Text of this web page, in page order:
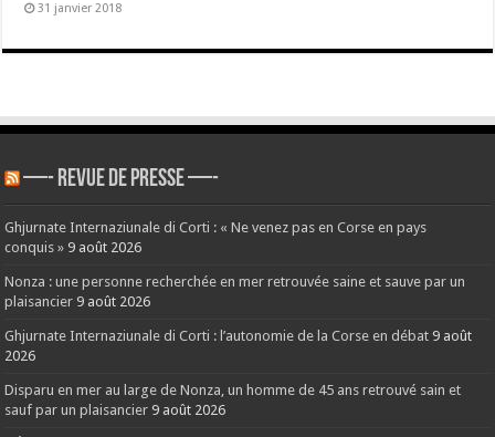
31 janvier 2018
—- REVUE DE PRESSE —-
Ghjurnate Internaziunale di Corti : « Ne venez pas en Corse en pays
conquis » 9 août 2026
Nonza : une personne recherchée en mer retrouvée saine et sauve par un
plaisancier 9 août 2026
Ghjurnate Internaziunale di Corti : l’autonomie de la Corse en débat 9 août
2026
Disparu en mer au large de Nonza, un homme de 45 ans retrouvé sain et
sauf par un plaisancier 9 août 2026